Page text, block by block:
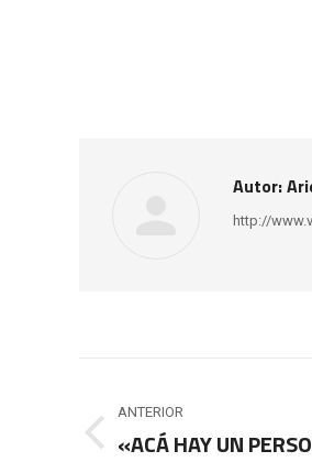
Autor:
http://
entre
ANTERIOR
Publicación
«ACÁ HAY UN